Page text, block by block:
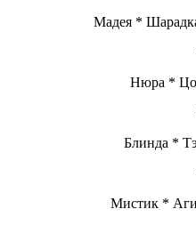
Мадея *
Нюра *
Блинда *
Мистик *